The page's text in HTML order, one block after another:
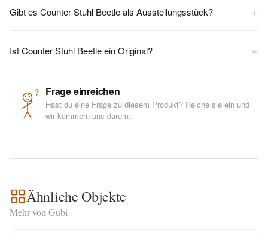
Gibt es Counter Stuhl Beetle als Ausstellungsstück? +
Ist Counter Stuhl Beetle ein Original? +
? Frage einreichen
Hast du eine Frage zu diesem Produkt? Reiche sie ein und
wir kümmern uns darum.
Ähnliche Objekte
Mehr von Gubi